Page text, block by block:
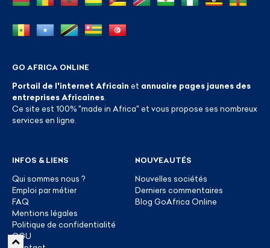
GO AFRICA ONLINE
Portail de l'internet Africain et annuaire pages jaunes des
entreprises Africaines.
Ce site est 100% "made in Africa" et vous propose ses nombreux
services en ligne.
INFOS & LIENS
Qui sommes nous ?
Emploi par métier
FAQ
Mentions légales
Politique de confidentialité
CGU
NOUVEAUTÉS
Nouvelles sociétés
Derniers commentaires
Blog GoAfrica Online